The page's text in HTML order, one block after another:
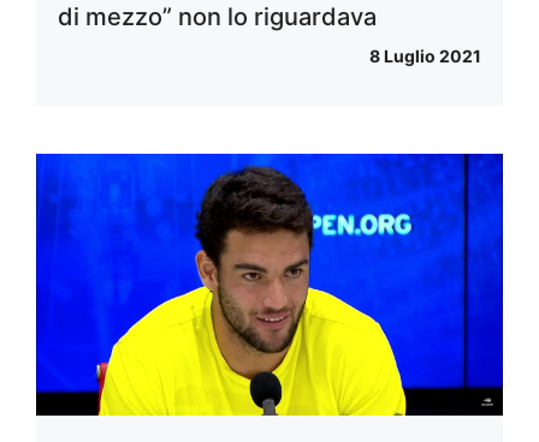
di mezzo” non lo riguardava
8 Luglio 2021